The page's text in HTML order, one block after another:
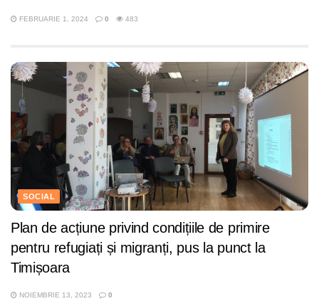
FEBRUARIE 1, 2024 0 483
SOCIAL
Plan de acțiune privind condițiile de primire
pentru refugiați și migranți, pus la punct la
Timișoara
NOIEMBRIE 13, 2023 0